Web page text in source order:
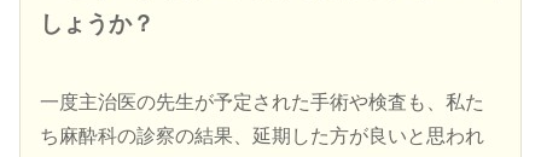
しょうか？
一度主治医の先生が予定された手術や検査も、私た
ち麻酔科の診察の結果、延期した方が良いと思われ